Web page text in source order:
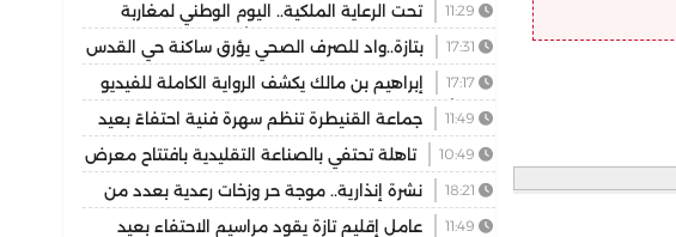
11:29
تحت الرعاية الملكية.. اليوم الوطني لمغاربة
العالم يكرس دور الجالية في خدمة أوراش 2030
17:31
بتازة..واد للصرف الصحي يؤرق ساكنة حي القدس
والمسيرة 2 ويهدد الصحة العامة
17:17
إبراهيم بن مالك يكشف الرواية الكاملة للفيديو
الذي أشعل مواقع التواصل
11:49
جماعة القنيطرة تنظم سهرة فنية احتفاءً بعيد
العرش المجيد
10:49
تاهلة تحتفي بالصناعة التقليدية بافتتاح معرض
للمنتوجات المحلية بمشاركة عارضين من مختلف جهات
المملكة
18:21
نشرة إنذارية.. موجة حر وزخات رعدية بعدد من
مناطق المملكة
11:49
عامل إقليم تازة يقود مراسيم الاحتفاء بعيد